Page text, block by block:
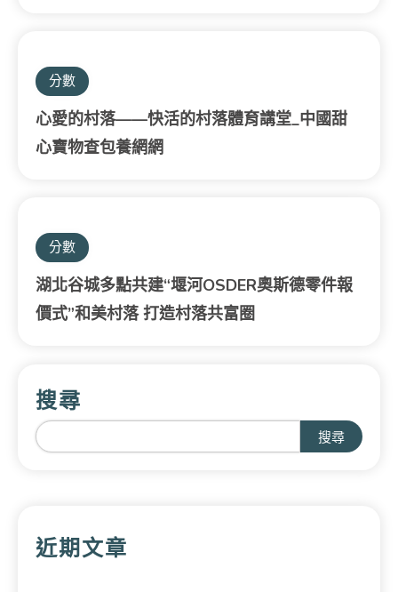
分數
心愛的村落——快活的村落體育講堂_中國甜
心寶物查包養網網
分數
湖北谷城多點共建“堰河OSDER奧斯德零件報
價式”和美村落 打造村落共富圈
搜尋
搜尋
近期文章